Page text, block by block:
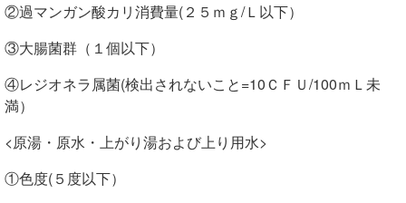
②過マンガン酸カリ消費量(２５ｍｇ/Ｌ以下）
③大腸菌群（１個以下）
④レジオネラ属菌(検出されないこと=10ＣＦＵ/100ｍＬ未
満）
<原湯・原水・上がり湯および上り用水>
①色度(５度以下）